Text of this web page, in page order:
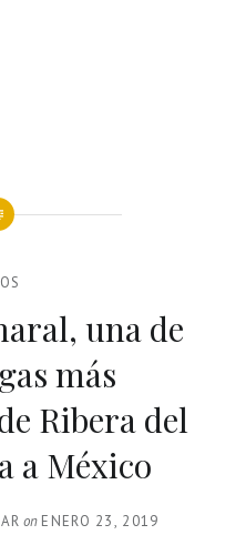
una de
más
Ribera del
a México
on ENERO 23, 2019